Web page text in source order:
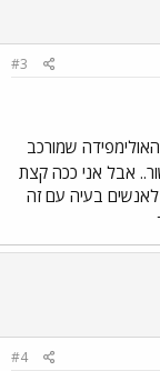
#3
שמורכב
אבל אני ככה קצת
בעיה עם זה
#4